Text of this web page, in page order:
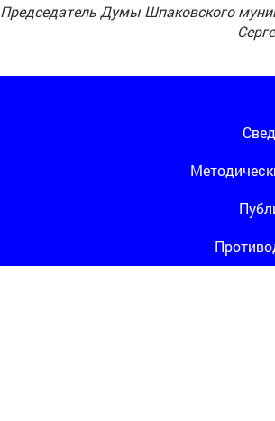
Председатель Думы Шпаковского